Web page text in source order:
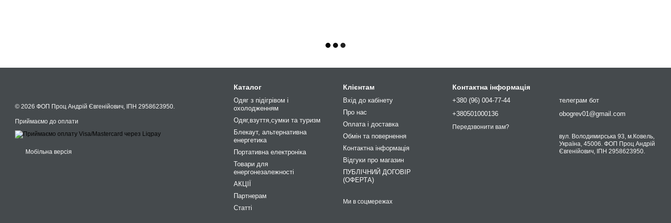
© 2026 ФОП Проц Андрій Євгенійович, ІПН 2958623950.
Приймаємо до оплати
Мобільна версія
Каталог
Одяг з підігрівом і
охолодженням
Одяг,взуття,сумки та туризм
Блекаут, альтернативна
енергетика
Портативна електроніка
Товари для
енергонезалежності
АКЦІЇ
Партнерам
Статті
Клієнтам
Вхід до кабінету
Про нас
Оплата і доставка
Обмін та повернення
Контактна інформація
Відгуки про магазин
ПУБЛІЧНИЙ ДОГОВІР
(ОФЕРТА)
Ми в соцмережах
Контактна інформація
+380 (96) 004-77-44
+380501000136
Передзвонити вам?
телеграм бот
obogrev01@gmail.com
вул. Володимирська 93, м.Ковель,
Україна, 45006. ФОП Проц Андрій
Євгенійович, ІПН 2958623950.